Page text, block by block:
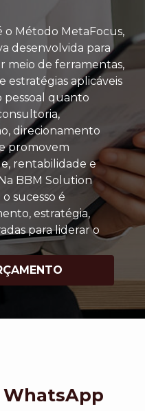
o Método MetaFocus,
desenvolvida para
meio de ferramentas,
estratégias aplicáveis
quanto
direcionamento
promovem
rentabilidade e
BBM Solution
sucesso é
estratégia,
para liderar o